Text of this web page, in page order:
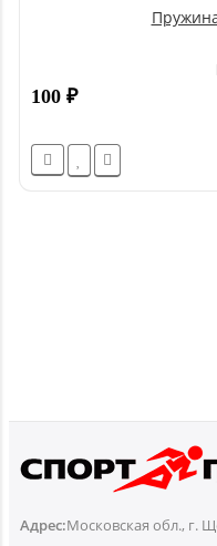
100 ₽
Адрес:Московская обл., г.